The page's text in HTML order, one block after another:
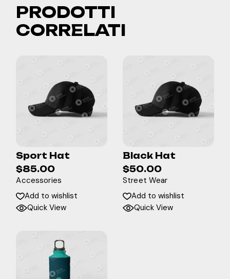
PRODOTTI
CORRELATI
Sport Hat
$85.00
Accessories
Add to wishlist
Quick View
Black Hat
$50.00
Street Wear
Add to wishlist
Quick View